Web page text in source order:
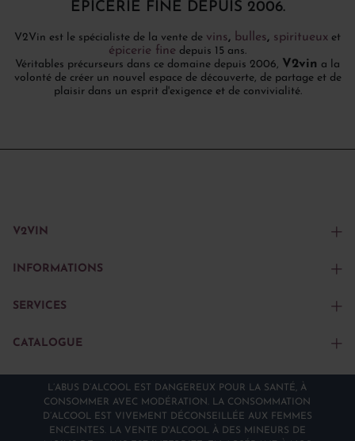
ÉPICERIE FINE DEPUIS 2006.
V2Vin est le spécialiste de la vente de vins, bulles, spiritueux et
épicerie fine depuis 15 ans.
Véritables précurseurs dans ce domaine depuis 2006, V2vin a la
volonté de créer un nouvel espace de découverte, de partage et de
plaisir dans un esprit d'exigence et de convivialité.
V2VIN
INFORMATIONS
SERVICES
CATALOGUE
L’ABUS D’ALCOOL EST DANGEREUX POUR LA SANTÉ, À
CONSOMMER AVEC MODÉRATION. LA CONSOMMATION
D’ALCOOL EST VIVEMENT DÉCONSEILLÉE AUX FEMMES
ENCEINTES. LA VENTE D'ALCOOL À DES MINEURS DE